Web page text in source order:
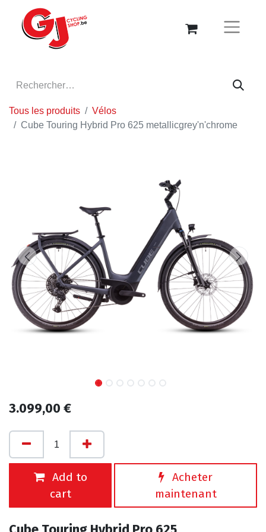
Tous les produits
Vélos
Cube Touring Hybrid Pro 625 metallicgrey'n'chrome
3.099,00 €
Add to
cart
Acheter
maintenant